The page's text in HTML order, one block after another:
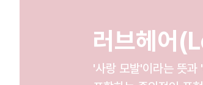
러브헤어
'사랑 모발'이라는 뜻